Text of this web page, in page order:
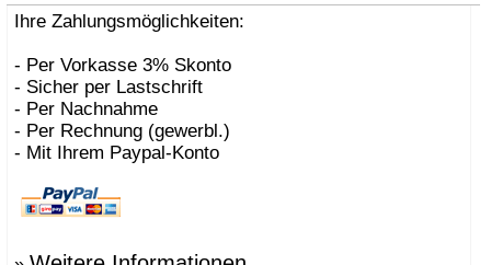
Ihre Zahlungsmöglichkeiten:
- Per Vorkasse 3% Skonto
- Sicher per Lastschrift
- Per Nachnahme
- Per Rechnung (gewerbl.)
- Mit Ihrem Paypal-Konto